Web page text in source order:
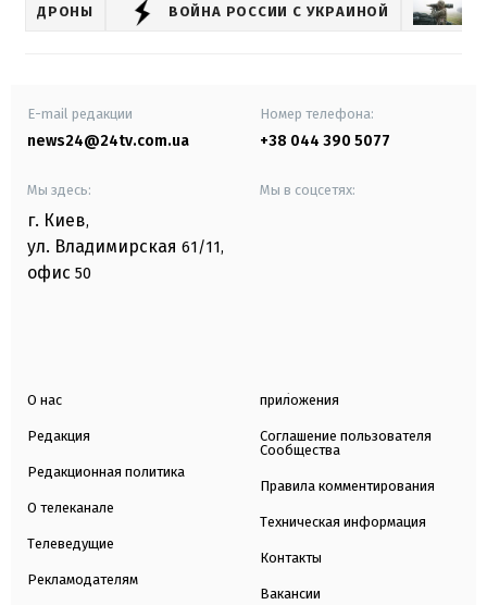
ДРОНЫ ВОЙНА РОССИИ С УКРАИНОЙ
E-mail редакции
news24@24tv.com.ua
Номер телефона:
+38 044 390 5077
Мы здесь:
г. Киев,
ул. Владимирская 61/11,
офис 50
Мы в соцсетях:
О нас
Редакция
Редакционная политика
О телеканале
Телеведущие
Рекламодателям
приложения
Соглашение пользователя
Сообщества
Правила комментирования
Техническая информация
Контакты
Вакансии